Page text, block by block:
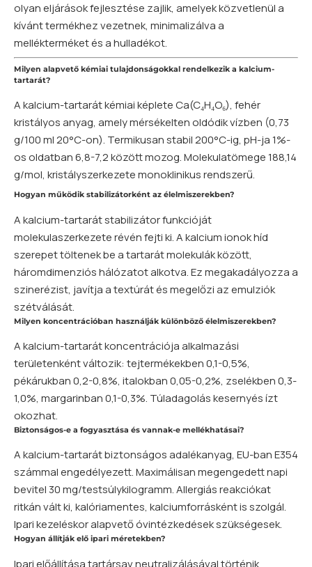
olyan eljárások fejlesztése zajlik, amelyek közvetlenül a
kívánt termékhez vezetnek, minimalizálva a
mellékterméket és a hulladékot.
Milyen alapvető kémiai tulajdonságokkal rendelkezik a kalcium-
tartarát?
A kalcium-tartarát kémiai képlete Ca(C₄H₄O₆), fehér
kristályos anyag, amely mérsékelten oldódik vízben (0,73
g/100 ml 20°C-on). Termikusan stabil 200°C-ig, pH-ja 1%-
os oldatban 6,8-7,2 között mozog. Molekulatömege 188,14
g/mol, kristályszerkezete monoklinikus rendszerű.
Hogyan működik stabilizátorként az élelmiszerekben?
A kalcium-tartarát stabilizátor funkcióját
molekulaszerkezete révén fejti ki. A kalcium ionok híd
szerepet töltenek be a tartarát molekulák között,
háromdimenziós hálózatot alkotva. Ez megakadályozza a
szinerézist, javítja a textúrát és megelőzi az emulziók
szétválását.
Milyen koncentrációban használják különböző élelmiszerekben?
A kalcium-tartarát koncentrációja alkalmazási
területenként változik: tejtermékekben 0,1-0,5%,
pékárukban 0,2-0,8%, italokban 0,05-0,2%, zselékben 0,3-
1,0%, margarinban 0,1-0,3%. Túladagolás kesernyés ízt
okozhat.
Biztonságos-e a fogyasztása és vannak-e mellékhatásai?
A kalcium-tartarát biztonságos adalékanyag, EU-ban E354
számmal engedélyezett. Maximálisan megengedett napi
bevitel 30 mg/testsúlykilogramm. Allergiás reakciókat
ritkán vált ki, kalóriamentes, kalciumforrásként is szolgál.
Ipari kezeléskor alapvető óvintézkedések szükségesek.
Hogyan állítják elő ipari méretekben?
Ipari előállítása tartársav neutralizálásával történik